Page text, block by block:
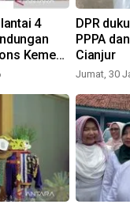
4
Kemen
DPR
PPPA
Cianjur
Jumat, 30